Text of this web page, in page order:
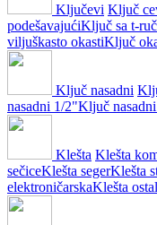
Ključevi Ključ
podešavajućiKljuč sa t-
viljuškasto okastiKljuč
Ključ nasadni
nasadni 1/2"Ključ
Klešta Klešta
sečiceKlešta segerKlešta
elektroničarskaKlešta